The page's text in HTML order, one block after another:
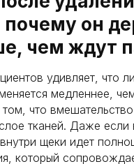
он
чем ждут
удивляет, что
медленнее,
что
тканей. Даже если
щеки идет
который